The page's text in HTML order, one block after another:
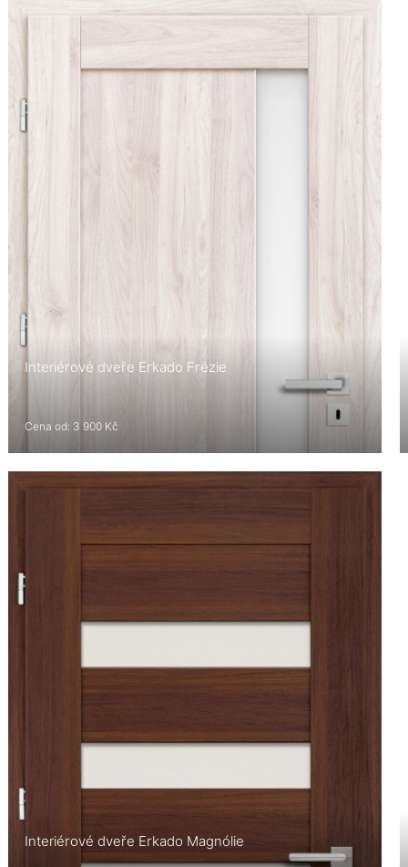
Interiérové dveře Erkado Frézie
Cena od: 3 900 Kč
Interiérové dveře Erkado Magnólie